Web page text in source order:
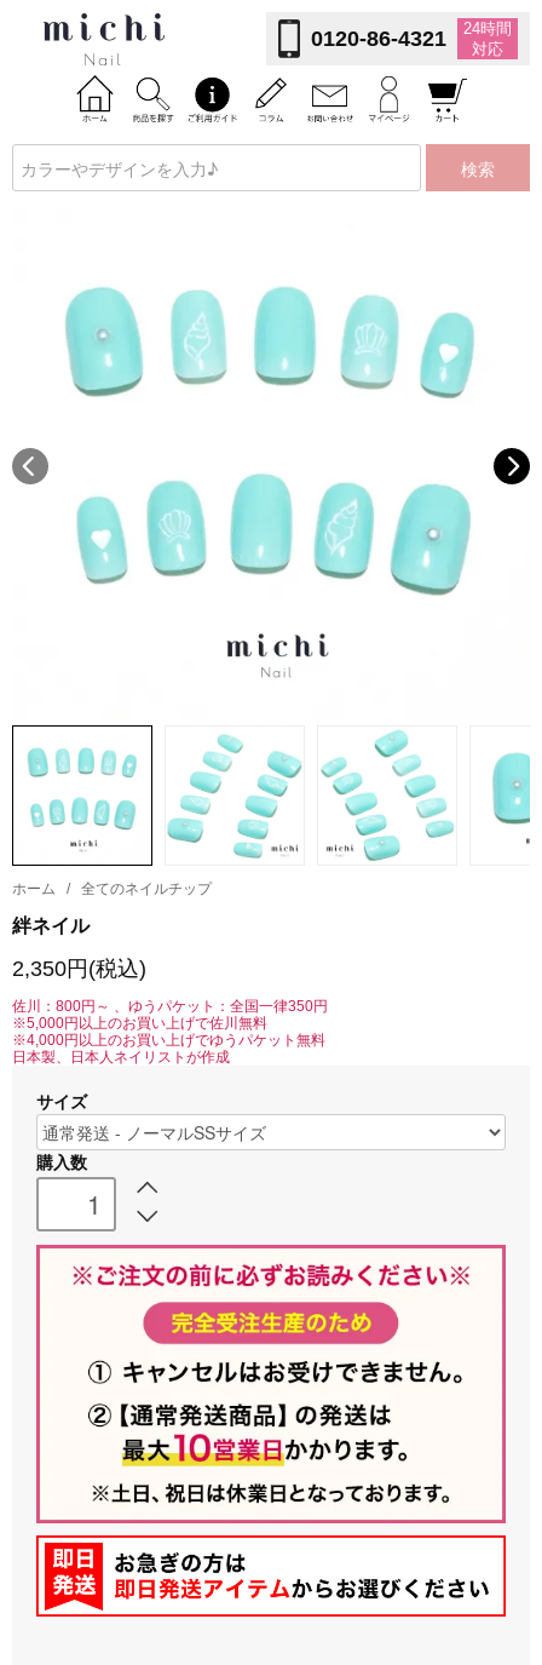
0120-86-4321
24時間
対応
検索
ホーム / 全てのネイルチップ
絆ネイル
2,350円(税込)
佐川：800円～ 、ゆうパケット：全国一律350円
※5,000円以上のお買い上げで佐川無料
※4,000円以上のお買い上げでゆうパケット無料
日本製、日本人ネイリストが作成
サイズ
購入数